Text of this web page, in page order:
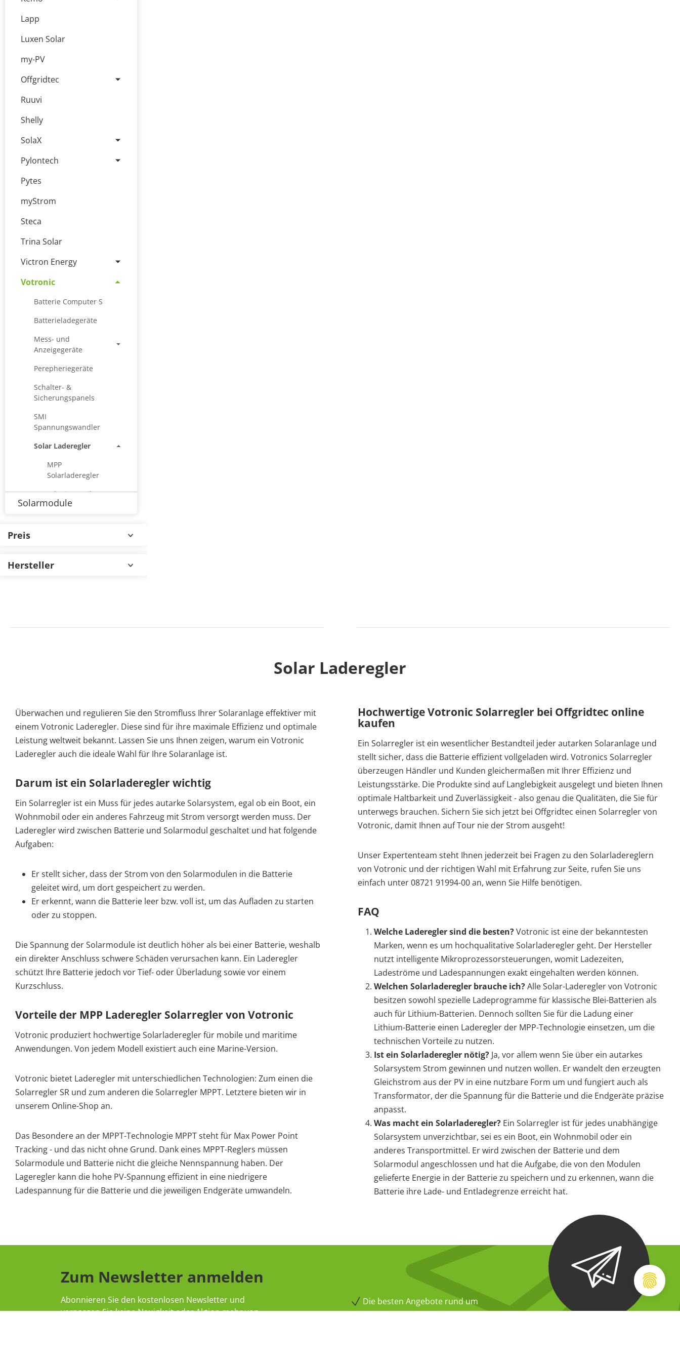
Lapp
Luxen Solar
my-PV
Offgridtec
Ruuvi
Shelly
SolaX
Pylontech
Pytes
myStrom
Steca
Trina Solar
Victron Energy
Votronic
Batterie Computer S
Batterieladegeräte
Mess- und
Anzeigegeräte
Perepheriegeräte
Schalter- &
Sicherungspanels
SMI
Spannungswandler
Solar Laderegler
MPP
Solarladeregler
Stromkreisverteiler
Weidmüller
Solarmodule
Preis
Hersteller
Solar Laderegler
Überwachen und regulieren Sie den Stromfluss Ihrer Solaranlage effektiver mit
einem Votronic Laderegler. Diese sind für ihre maximale Effizienz und optimale
Leistung weltweit bekannt. Lassen Sie uns Ihnen zeigen, warum ein Votronic
Laderegler auch die ideale Wahl für Ihre Solaranlage ist.
Darum ist ein Solarladeregler wichtig
Ein Solarregler ist ein Muss für jedes autarke Solarsystem, egal ob ein Boot, ein
Wohnmobil oder ein anderes Fahrzeug mit Strom versorgt werden muss. Der
Laderegler wird zwischen Batterie und Solarmodul geschaltet und hat folgende
Aufgaben:
Er stellt sicher, dass der Strom von den Solarmodulen in die Batterie
geleitet wird, um dort gespeichert zu werden.
Er erkennt, wann die Batterie leer bzw. voll ist, um das Aufladen zu starten
oder zu stoppen.
Die Spannung der Solarmodule ist deutlich höher als bei einer Batterie, weshalb
ein direkter Anschluss schwere Schäden verursachen kann. Ein Laderegler
schützt Ihre Batterie jedoch vor Tief- oder Überladung sowie vor einem
Kurzschluss.
Vorteile der MPP Laderegler Solarregler von Votronic
Votronic produziert hochwertige Solarladeregler für mobile und maritime
Anwendungen. Von jedem Modell existiert auch eine Marine-Version.
Votronic bietet Laderegler mit unterschiedlichen Technologien: Zum einen die
Solarregler SR und zum anderen die Solarregler MPPT. Letztere bieten wir in
unserem Online-Shop an.
Das Besondere an der MPPT-Technologie MPPT steht für Max Power Point
Tracking - und das nicht ohne Grund. Dank eines MPPT-Reglers müssen
Solarmodule und Batterie nicht die gleiche Nennspannung haben. Der
Lageregler kann die hohe PV-Spannung effizient in eine niedrigere
Ladespannung für die Batterie und die jeweiligen Endgeräte umwandeln.
Hochwertige Votronic Solarregler bei Offgridtec online
kaufen
Ein Solarregler ist ein wesentlicher Bestandteil jeder autarken Solaranlage und
stellt sicher, dass die Batterie effizient vollgeladen wird. Votronics Solarregler
überzeugen Händler und Kunden gleichermaßen mit Ihrer Effizienz und
Leistungsstärke. Die Produkte sind auf Langlebigkeit ausgelegt und bieten Ihnen
optimale Haltbarkeit und Zuverlässigkeit - also genau die Qualitäten, die Sie für
unterwegs brauchen. Sichern Sie sich jetzt bei Offgridtec einen Solarregler von
Votronic, damit Ihnen auf Tour nie der Strom ausgeht!
Unser Expertenteam steht Ihnen jederzeit bei Fragen zu den Solarladereglern
von Votronic und der richtigen Wahl mit Erfahrung zur Seite, rufen Sie uns
einfach unter 08721 91994-00 an, wenn Sie Hilfe benötigen.
FAQ
Welche Laderegler sind die besten?Votronic ist eine der bekanntesten
Marken, wenn es um hochqualitative Solarladeregler geht. Der Hersteller
nutzt intelligente Mikroprozessorsteuerungen, womit Ladezeiten,
Ladeströme und Ladespannungen exakt eingehalten werden können.
Welchen Solarladeregler brauche ich?Alle Solar-Laderegler von Votronic
besitzen sowohl spezielle Ladeprogramme für klassische Blei-Batterien als
auch für Lithium-Batterien. Dennoch sollten Sie für die Ladung einer
Lithium-Batterie einen Laderegler der MPP-Technologie einsetzen, um die
technischen Vorteile zu nutzen.
Ist ein Solarladeregler nötig? Ja, vor allem wenn Sie über ein autarkes
Solarsystem Strom gewinnen und nutzen wollen. Er wandelt den erzeugten
Gleichstrom aus der PV in eine nutzbare Form um und fungiert auch als
Transformator, der die Spannung für die Batterie und die Endgeräte präzise
anpasst.
Was macht ein Solarladeregler? Ein Solarregler ist für jedes unabhängige
Solarsystem unverzichtbar, sei es ein Boot, ein Wohnmobil oder ein
anderes Transportmittel. Er wird zwischen der Batterie und dem
Solarmodul angeschlossen und hat die Aufgabe, die von den Modulen
gelieferte Energie in der Batterie zu speichern und zu erkennen, wann die
Batterie ihre Lade- und Entladegrenze erreicht hat.
Zum Newsletter anmelden
Abonnieren Sie den kostenlosen Newsletter und
verpassen Sie keine Neuigkeit oder Aktion mehr von
Die besten Angebote rund um